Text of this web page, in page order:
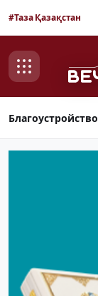
#Таза Қазақстан
Благоустройство